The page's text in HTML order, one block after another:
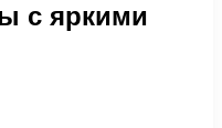
с яркими